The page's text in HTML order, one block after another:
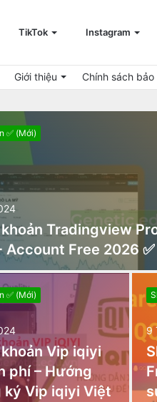
TikTok Instagram
Giới thiệu Chính sách bảo
✅ (Mới)
Tradingview
Account Free 2026 ✅
✅ (Mới)
Vip iqiyi
phí – Hướng
ký Vip iqiyi Việt
9